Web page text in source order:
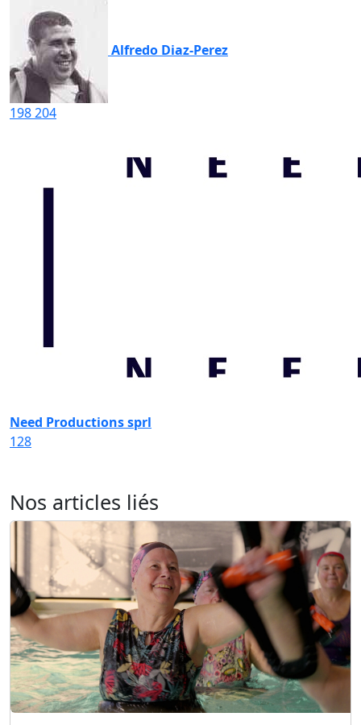
Alfredo Diaz-Perez
198204
Need Productions sprl
128
Nos articles liés